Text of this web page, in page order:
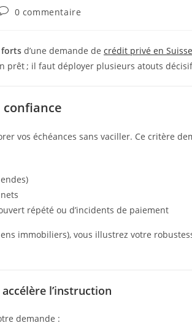
publication :
0 commentaire
d’une demande de crédit privé en Suisse
prêt ; il faut déployer plusieurs atouts
vos échéances sans vaciller. Ce critère
répété ou d’incidents de paiement
immobiliers), vous illustrez votre
l’instruction
demande :